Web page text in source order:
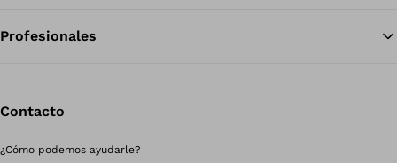
Profesionales
Contacto
¿Cómo podemos ayudarle?